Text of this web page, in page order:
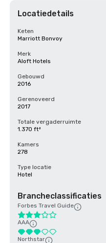
Locatiedetails
Keten
Marriott Bonvoy
Merk
Aloft Hotels
Gebouwd
2016
Gerenoveerd
2017
Totale vergaderruimte
1.370 ft²
Kamers
278
Type locatie
Hotel
Brancheclassificaties
Forbes Travel Guide
AAA
Northstar